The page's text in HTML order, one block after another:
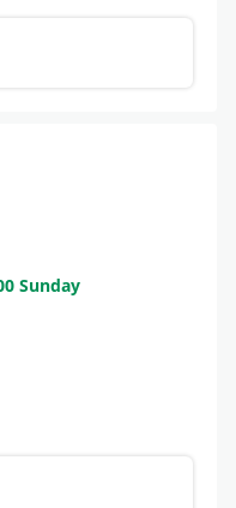
Sunday